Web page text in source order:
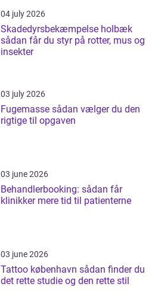
04 july 2026
Skadedyrsbekæmpelse holbæk
sådan får du styr på rotter, mus og
insekter
03 july 2026
Fugemasse sådan vælger du den
rigtige til opgaven
03 june 2026
Behandlerbooking: sådan får
klinikker mere tid til patienterne
03 june 2026
Tattoo københavn sådan finder du
det rette studie og den rette stil